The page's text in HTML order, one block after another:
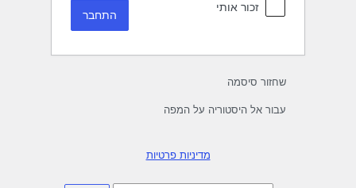
זכור אותי
שחזור סיסמה
עבור אל היסטוריה על המפה
מדיניות פרטיות